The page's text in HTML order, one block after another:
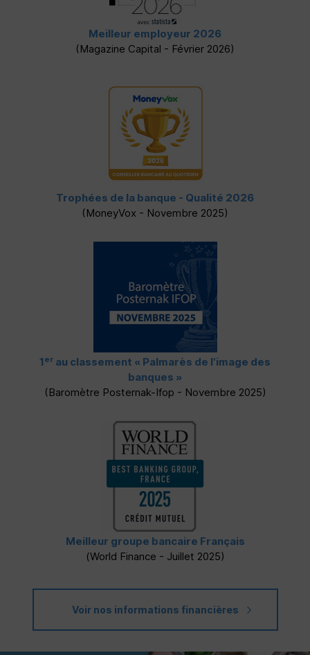
Meilleur employeur 2026
(Magazine Capital - Février 2026)
Trophées de la banque - Qualité 2026
(MoneyVox - Novembre 2025)
1 er au classement « Palmarès de l'image des
banques »
(Baromètre Posternak-Ifop - Novembre 2025)
Meilleur groupe bancaire Français
(World Finance - Juillet 2025)
Voir nos informations financières